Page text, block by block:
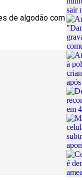
de algodão com